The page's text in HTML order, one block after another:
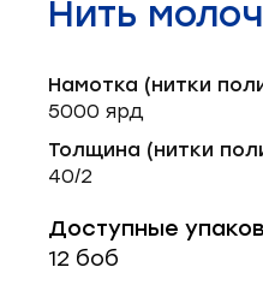
Запчасти для
Запчасти: иглы
Нетканые материалы
Установочное
Нить
Намотка (нитки
5000 ярд
Толщина (нитки
40/2
Доступные
12 боб